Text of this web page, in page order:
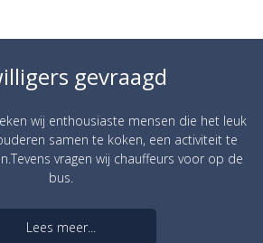
gevraagd
wij enthousiaste mensen die het leuk
samen te koken, een activiteit te
vragen wij chauffeurs voor op de
bus.
Lees meer...